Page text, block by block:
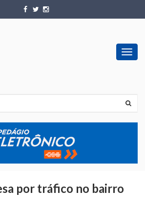
por tráfico no bairro